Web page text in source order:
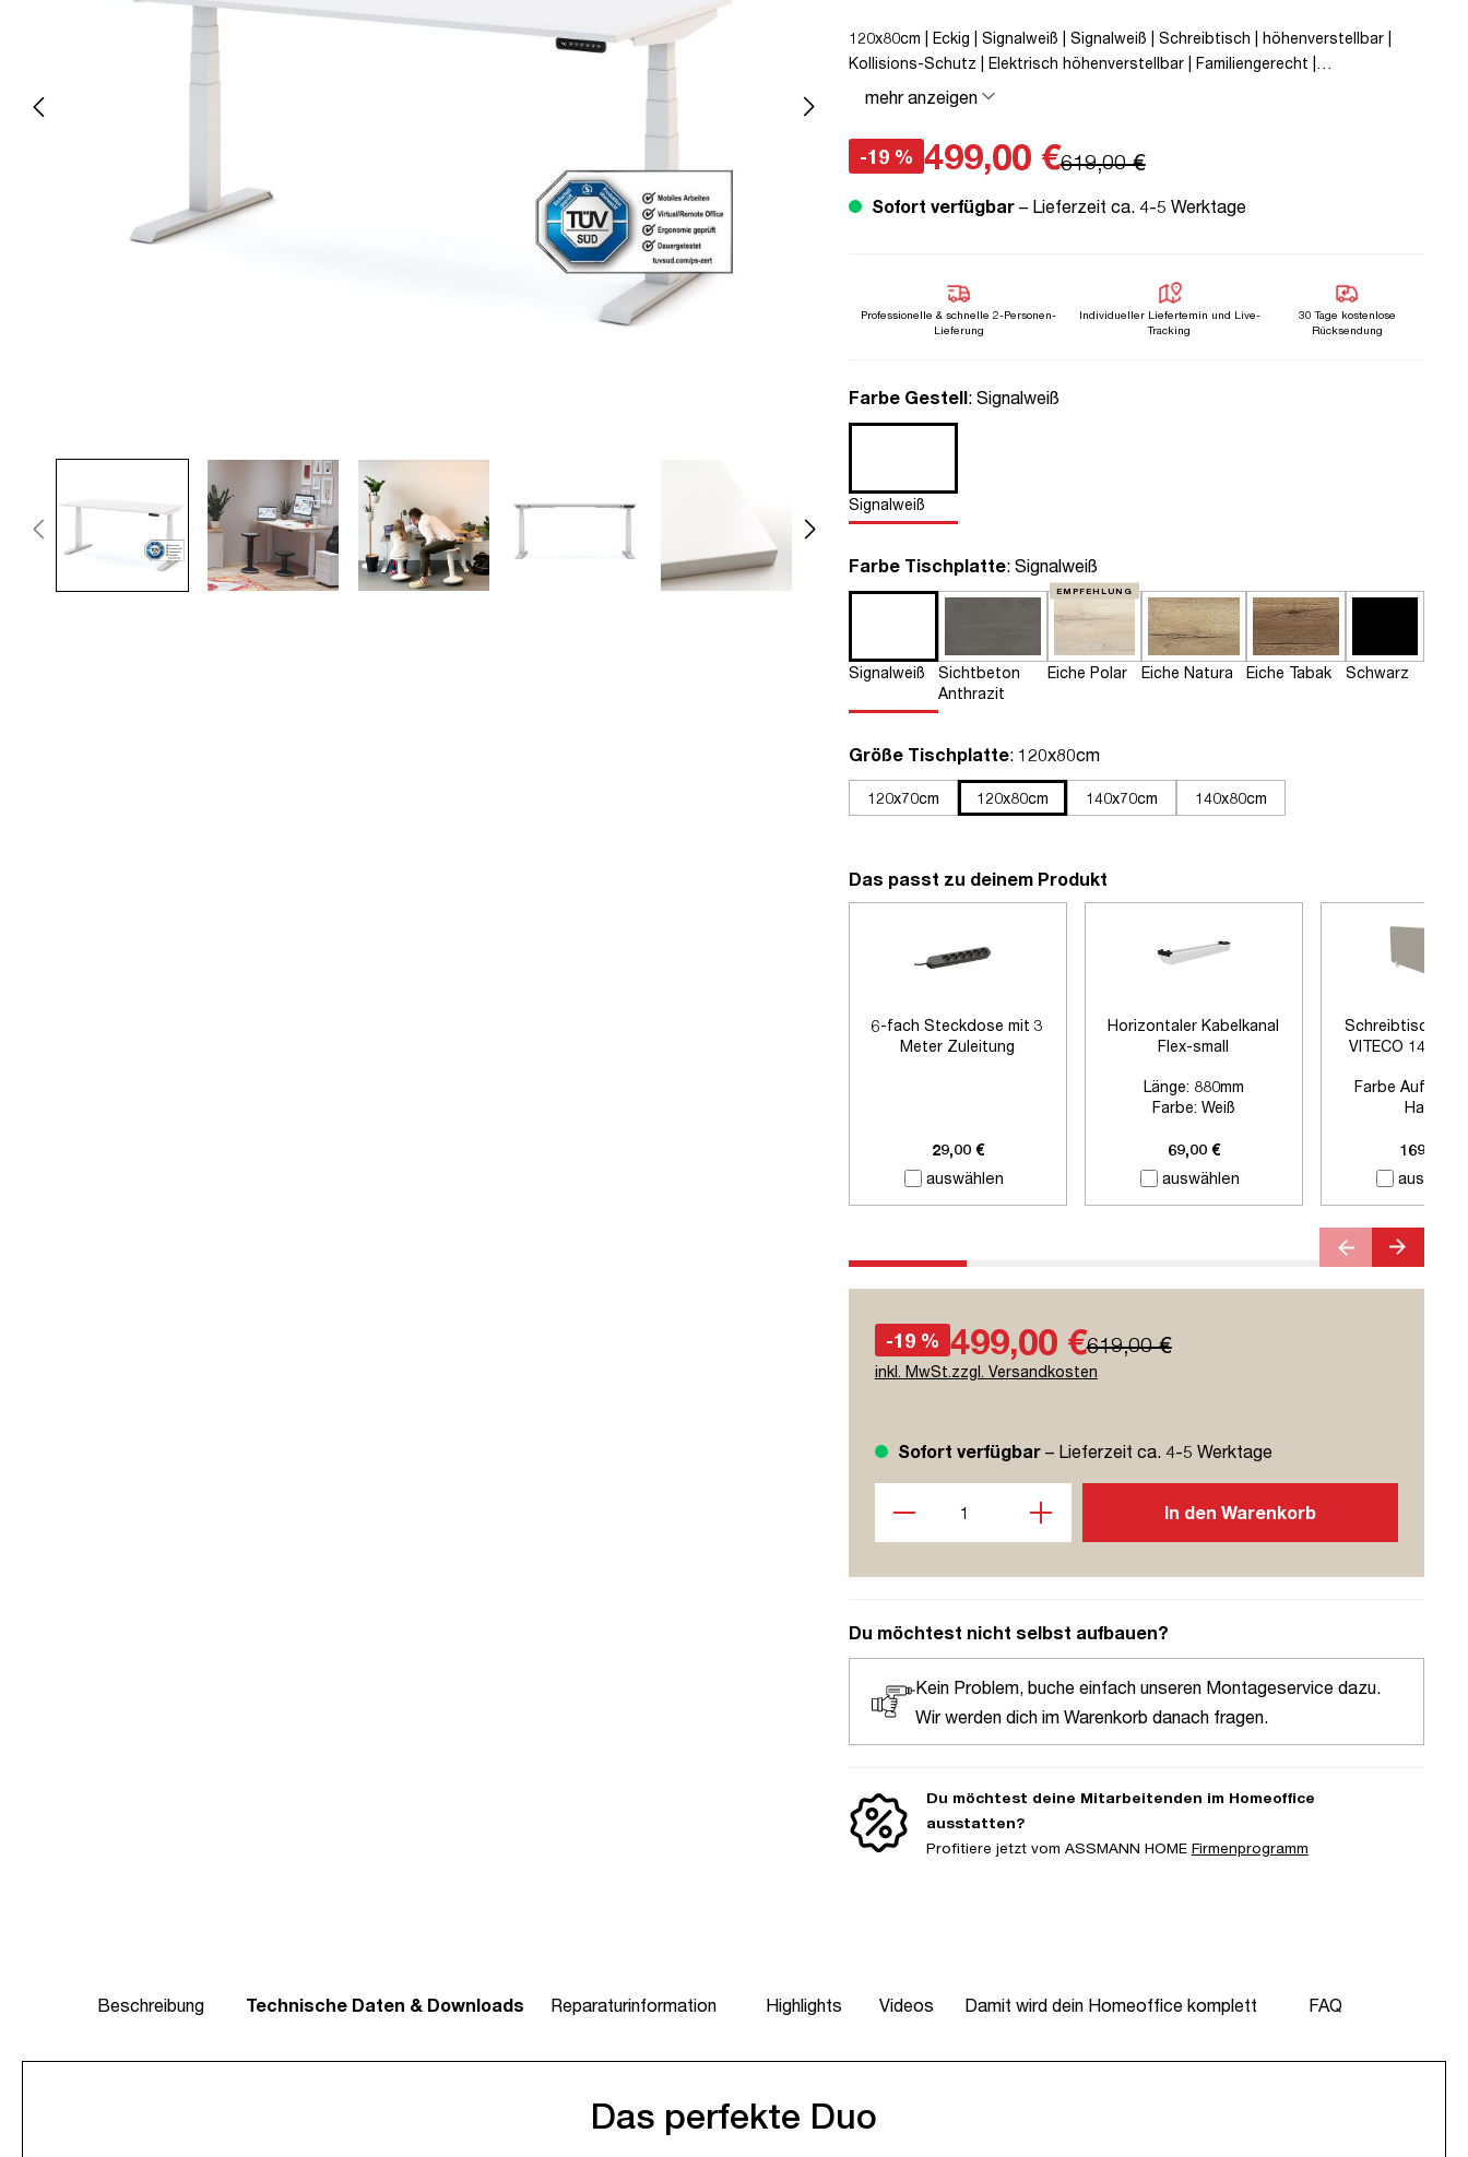
120x80cm | Eckig | Signalweiß | Signalweiß | Schreibtisch | höhenverstellbar |
Kollisions-Schutz | Elektrisch höhenverstellbar | Familiengerecht |
Verriegelungsfunktion | Metall | Holz | Weiß | 5 Jahre Herstellergarantie |
unmontiert | TÜV© geprüfte Ergonomie | TÜV© mobiles Arbeiten | bis zu 50 kg |
Pitino
mehr anzeigen
-19 % 499,00 €619,00 €
Sofort verfügbar– Lieferzeit ca. 4-5 Werktage
Professionelle & schnelle 2-Personen-
Lieferung
Individueller Liefertemin und Live-
Tracking
30 Tage kostenlose
Rücksendung
Farbe Gestellauswählen
: Signalweiß
Signalweiß
Farbe Tischplatteauswählen
: Signalweiß
Signalweiß
Sichtbeton
Anthrazit
Eiche Polar
EMPFEHLUNG
Eiche Natura Eiche Tabak Schwarz
Größe Tischplatteauswählen
: 120x80cm
120x70cm 120x80cm 140x70cm 140x80cm
Das passt zu deinem Produkt
auswählen
6-fach Steckdose mit 3
Meter Zuleitung
29,00 €
auswählen
Horizontaler Kabelkanal
Flex-small
Länge: 880mm
Farbe: Weiß
69,00 €
VITECO 140cm
Farbe
Harbor
Länge:
169,00 €
-19 % 499,00 €619,00 €
inkl. MwSt.zzgl. Versandkosten
Sofort verfügbar– Lieferzeit ca. 4-5 Werktage
In den Warenkorb
Du möchtest nicht selbst aufbauen?
Kein Problem, buche einfach unseren Montageservice dazu.
Wir werden dich im Warenkorb danach fragen.
Du möchtest deine Mitarbeitenden im Homeoffice
ausstatten?
Profitiere jetzt vom ASSMANN HOME Firmenprogramm
Beschreibung Technische Daten & Downloads Reparaturinformation Highlights Videos Damit wird dein Homeoffice komplett FAQ
Das perfekte Duo